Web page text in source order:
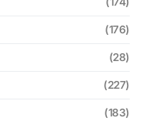
(176)
(28)
(227)
(183)